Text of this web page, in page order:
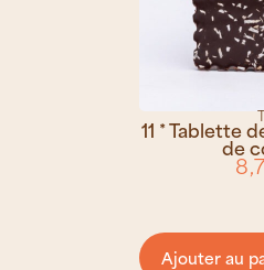
11 * Tablette
de
Ajouter au